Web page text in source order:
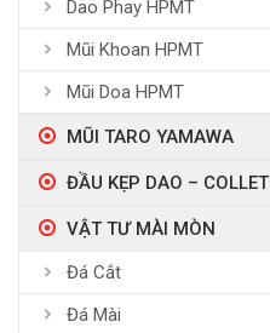
Dao Phay HPMT
Mũi Khoan HPMT
Mũi Doa HPMT
MŨI TARO YAMAWA
ĐẦU KẸP DAO – COLLET
VẬT TƯ MÀI MÒN
Đá Cắt
Đá Mài